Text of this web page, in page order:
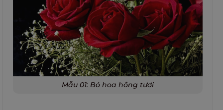
Mẫu 01: Bó hoa hồng tươi